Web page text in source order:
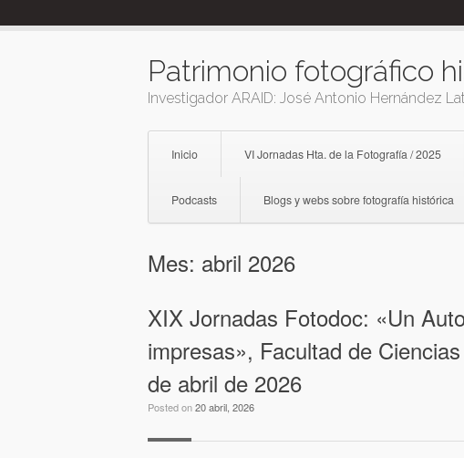
to
Patrimonio fotográfico
Investigador ARAID: José Antonio Hernández
Inicio VI Jornadas Hta. de la Fotografía / 2025
Podcasts Blogs y webs sobre fotografía histórica
Mes: abril 2026
XIX Jornadas Fotodoc: «Un
impresas», Facultad de
de abril de 2026
Posted on20 abril, 2026